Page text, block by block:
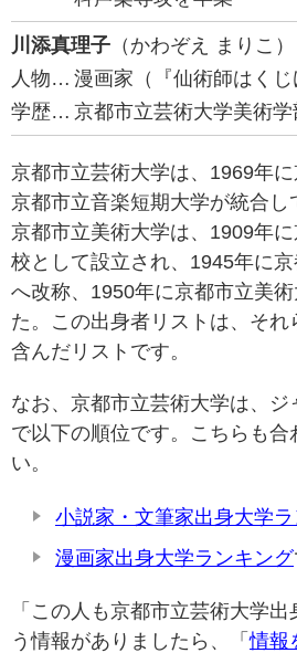
川添真理子 （かわぞえ まりこ）
人物… 漫画家（『仙術師はくじ
学歴… 京都市立芸術大学美術
京都市立芸術大学は、1969年
京都市立音楽短期大学が統合し
京都市立美術大学は、1909年
校として設立され、1945年に
へ改称、1950年に京都市立美
た。この出身者リストは、それ
含んだリストです。
なお、京都市立芸術大学は、
で以下の順位です。こちらも合
い。
小説家・文筆家出身大学
漫画家出身大学ランキング
「この人も京都市立芸術大学
う情報がありましたら、「情報